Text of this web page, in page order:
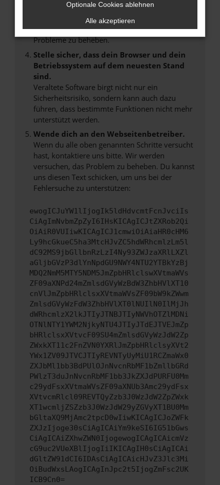
Starte dein Gerät neu.
Das kann manchmal helfen, vorübergehende
Probleme zu beheben.
Stelle sicher, dass dein Browser und dein
Betriebssystem auf dem neuesten Stand
sind.
Veraltete Software birgt nicht nur ein
Sicherheitsrisiko, sondern kann auch dazu
führen, dass bestimmte Funktionen nicht mehr
unterstützt werden.
Wende dich an den Webseitenbetreiber.
Wenn du alle oben genannten Schritte versucht
hast, kontaktiere uns bitte. Wir werden
versuchen, das Problem zu beheben. Du kannst
uns diesen Text schicken, um uns bei der
Fehlersuche zu unterstützen:
ewogICJuYW1lIjogIk5ldHdvcmtFcnJvciIs
CiAgImNvbmZpZyI6IHsKICAgICJtZXRob2Qi
OiAiR0VUIiwKICAgICJ1cmwiOiAiaHR0cHM6
Ly9hcGkueC5ha3MtcHJvZC5hdWRhcmlzLm5l
dC92MS9jbGllbnRzLzI4Ny93ZWJzaXRlLXZl
aGljbGVzP3dlYnNpdGU9NWY4NTU2YTBkYzBj
MDQ2NmM5MTY5NDM5JmZpbHRlclswXVtmaWVs
ZF09aXNPd24mZmlsdGVyWzBdW3ZhbHVlXT10
cnVlJmZpbHRlclsxXVtmaWVsZF09bW9kZWwm
ZmlsdGVyWzFdW3ZhbHVlXT0lNUIlN0IlMjJh
dWRhcmlzX2lkJTIyJTNBJTIyNWVhOTZlMDNi
OTNlNTY1YWM2NjkyNTU4JTIyJTdEJTVEJmZp
bHRlclsxXVtvcF09SU4mZmlsdGVyWzJdW2Zp
ZWxkXT11c2FnZVN0YXRlJmZpbHRlclsyXVt2
YWx1ZV09JTVCJTIyREVNTyUyMiU1RCZmaWx0
ZXJbMl1bb3BdPUlOJnNvcnRbMF1bZmllbGRd
PWlzT3duJnNvcnRbMF1bb3JkZXJdPURFU0Mm
c29ydFsxXVtmaWVsZF09aXNUb3Amc29ydFsx
XVtvcmRlcl09REVTQyZzb3J0WzJdW2ZpZWxk
XT1wcmljZSZzb3J0WzJdW29yZGVyXT1BU0Mm
bGltaXQ9MjAmc2tpcD0wIiwKICAgICJoZWFk
ZXJzIjoge30sCiAgICAiYm9keSI6IG51bGws
CiAgICAiZXhwZWN0IjogewogICAgICAicmVz
cG9uc2VUeXBlIjogIiIKICAgIH0sCiAgICAi
dGltZW91dCI6IDAsCiAgICAicHJvZ3Jlc3Mi
OiBudWxsLAogICAgInJpc2t5IjogZmFsc2UK
ICB9Cn0=
Optionale Cookies ablehnen
Alle akzeptieren